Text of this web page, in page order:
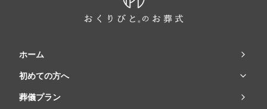
ホーム
初めての方へ
葬儀プラン